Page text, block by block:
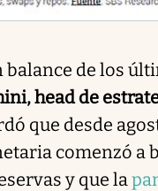
balance de los
head de
que desde
comenzó a
y que la